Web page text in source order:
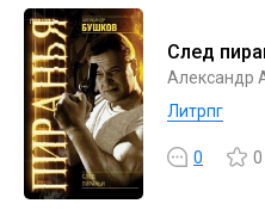
След
Александр
Литрпг
0 0